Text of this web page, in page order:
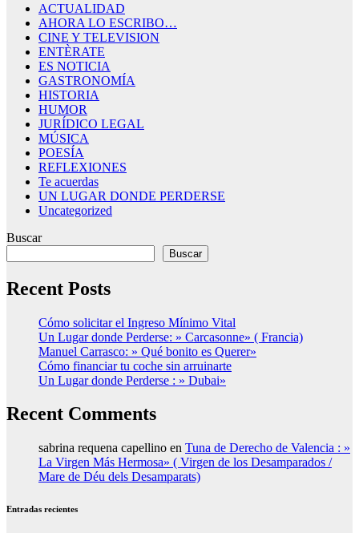
ACTUALIDAD
AHORA LO ESCRIBO…
CINE Y TELEVISION
ENTÈRATE
ES NOTICIA
GASTRONOMÍA
HISTORIA
HUMOR
JURÍDICO LEGAL
MÚSICA
POESÍA
REFLEXIONES
Te acuerdas
UN LUGAR DONDE PERDERSE
Uncategorized
Buscar
Buscar
Recent Posts
Cómo solicitar el Ingreso Mínimo Vital
Un Lugar donde Perderse: » Carcasonne» ( Francia)
Manuel Carrasco: » Qué bonito es Querer»
Cómo financiar tu coche sin arruinarte
Un Lugar donde Perderse : » Dubai»
Recent Comments
sabrina requena capellino en Tuna de Derecho de Valencia : »
La Virgen Más Hermosa» ( Virgen de los Desamparados /
Mare de Déu dels Desamparats)
Entradas recientes